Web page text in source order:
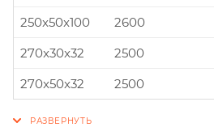
250x50x100
2600
270x30x32
2500
270x50x32
2500